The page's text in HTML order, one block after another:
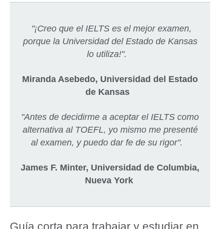
"¡Creo que el IELTS es el mejor examen,
porque la Universidad del Estado de Kansas
lo utiliza!".
Miranda Asebedo, Universidad del Estado
de Kansas
"Antes de decidirme a aceptar el IELTS como
alternativa al TOEFL, yo mismo me presenté
al examen, y puedo dar fe de su rigor".
James F. Minter, Universidad de Columbia,
Nueva York